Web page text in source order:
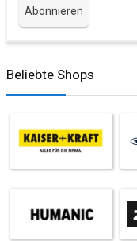
Beliebte Shops